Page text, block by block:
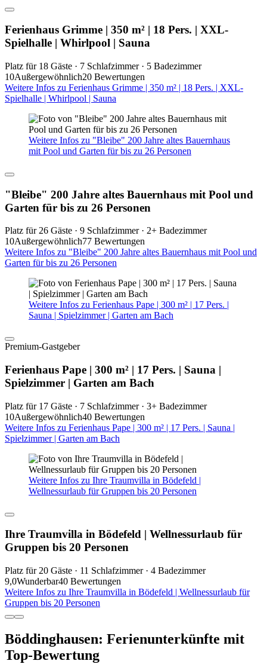
Ferienhaus Grimme | 350 m² | 18 Pers. | XXL-
Spielhalle | Whirlpool | Sauna
Platz für 18 Gäste · 7 Schlafzimmer · 5 Badezimmer
10Außergewöhnlich20 Bewertungen
Weitere Infos zu Ferienhaus Grimme | 350 m² | 18 Pers. | XXL-
Spielhalle | Whirlpool | Sauna
Weitere Infos zu "Bleibe" 200 Jahre altes Bauernhaus
mit Pool und Garten für bis zu 26 Personen
"Bleibe" 200 Jahre altes Bauernhaus mit Pool und
Garten für bis zu 26 Personen
Platz für 26 Gäste · 9 Schlafzimmer · 2+ Badezimmer
10Außergewöhnlich77 Bewertungen
Weitere Infos zu "Bleibe" 200 Jahre altes Bauernhaus mit Pool und
Garten für bis zu 26 Personen
Weitere Infos zu Ferienhaus Pape | 300 m² | 17 Pers. |
Sauna | Spielzimmer | Garten am Bach
Premium-Gastgeber
Ferienhaus Pape | 300 m² | 17 Pers. | Sauna |
Spielzimmer | Garten am Bach
Platz für 17 Gäste · 7 Schlafzimmer · 3+ Badezimmer
10Außergewöhnlich40 Bewertungen
Weitere Infos zu Ferienhaus Pape | 300 m² | 17 Pers. | Sauna |
Spielzimmer | Garten am Bach
Weitere Infos zu Ihre Traumvilla in Bödefeld |
Wellnessurlaub für Gruppen bis 20 Personen
Ihre Traumvilla in Bödefeld | Wellnessurlaub für
Gruppen bis 20 Personen
Platz für 20 Gäste · 11 Schlafzimmer · 4 Badezimmer
9,0Wunderbar40 Bewertungen
Weitere Infos zu Ihre Traumvilla in Bödefeld | Wellnessurlaub für
Gruppen bis 20 Personen
Böddinghausen: Ferienunterkünfte mit
Top-Bewertung